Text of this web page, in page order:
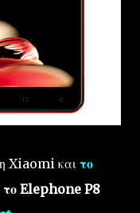
Xiaomi και το
το Elephone P8